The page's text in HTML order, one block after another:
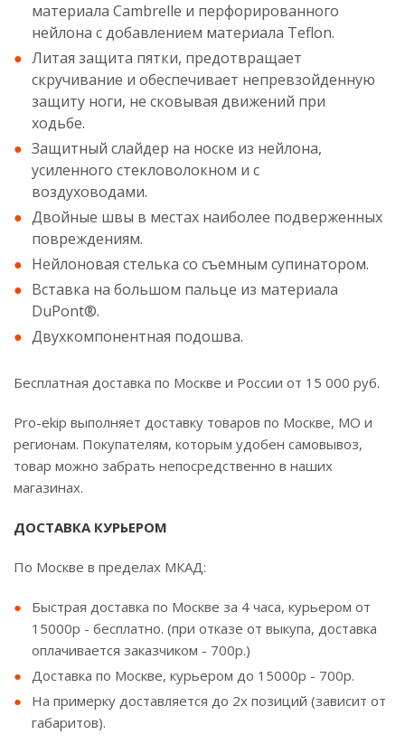
материала Cambrelle и перфорированного
нейлона с добавлением материала Teflon.
Литая защита пятки, предотвращает
скручивание и обеспечивает непревзойденную
защиту ноги, не сковывая движений при
ходьбе.
Защитный слайдер на носке из нейлона,
усиленного стекловолокном и с
воздуховодами.
Двойные швы в местах наиболее подверженных
повреждениям.
Нейлоновая стелька со съемным супинатором.
Вставка на большом пальце из материала
DuPont®.
Двухкомпонентная подошва.
Бесплатная доставка по Москве и России от 15 000 руб.
Pro-ekip выполняет доставку товаров по Москве, МО и
регионам. Покупателям, которым удобен самовывоз,
товар можно забрать непосредственно в наших
магазинах.
ДОСТАВКА КУРЬЕРОМ
По Москве в пределах МКАД:
Быстрая доставка по Москве за 4 часа, курьером от
15000р - бесплатно. (при отказе от выкупа, доставка
оплачивается заказчиком - 700р.)
Доставка по Москве, курьером до 15000р - 700р.
На примерку доставляется до 2х позиций (зависит от
габаритов).